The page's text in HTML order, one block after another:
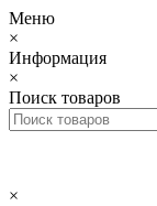
Меню
×
Информация
×
Поиск товаров
×